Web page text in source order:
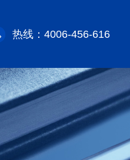
热线：4006-456-616